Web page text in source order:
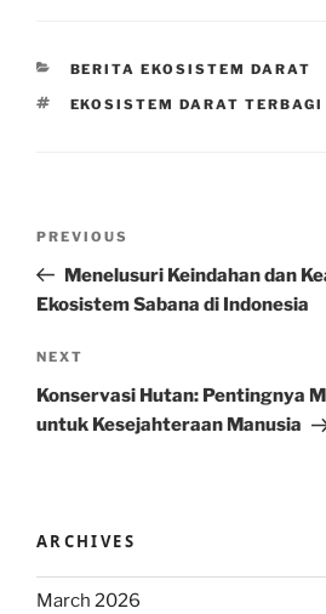
CATEGORIES
BERITA EKOSISTEM DARAT
TAGS
EKOSISTEM DARAT
Previous
Post
PREVIOUS
Menelusuri Keindahan dan
Ekosistem Sabana di Indonesia
Next
Post
NEXT
Konservasi Hutan: Pentingnya
untuk Kesejahteraan Manusia
ARCHIVES
March 2026